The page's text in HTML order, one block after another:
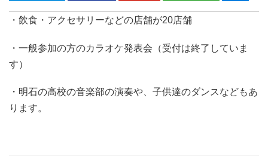
・飲食・アクセサリーなどの店舗が20店舗
・一般参加の方のカラオケ発表会（受付は終了していま
す）
・明石の高校の音楽部の演奏や、子供達のダンスなどもあ
ります。